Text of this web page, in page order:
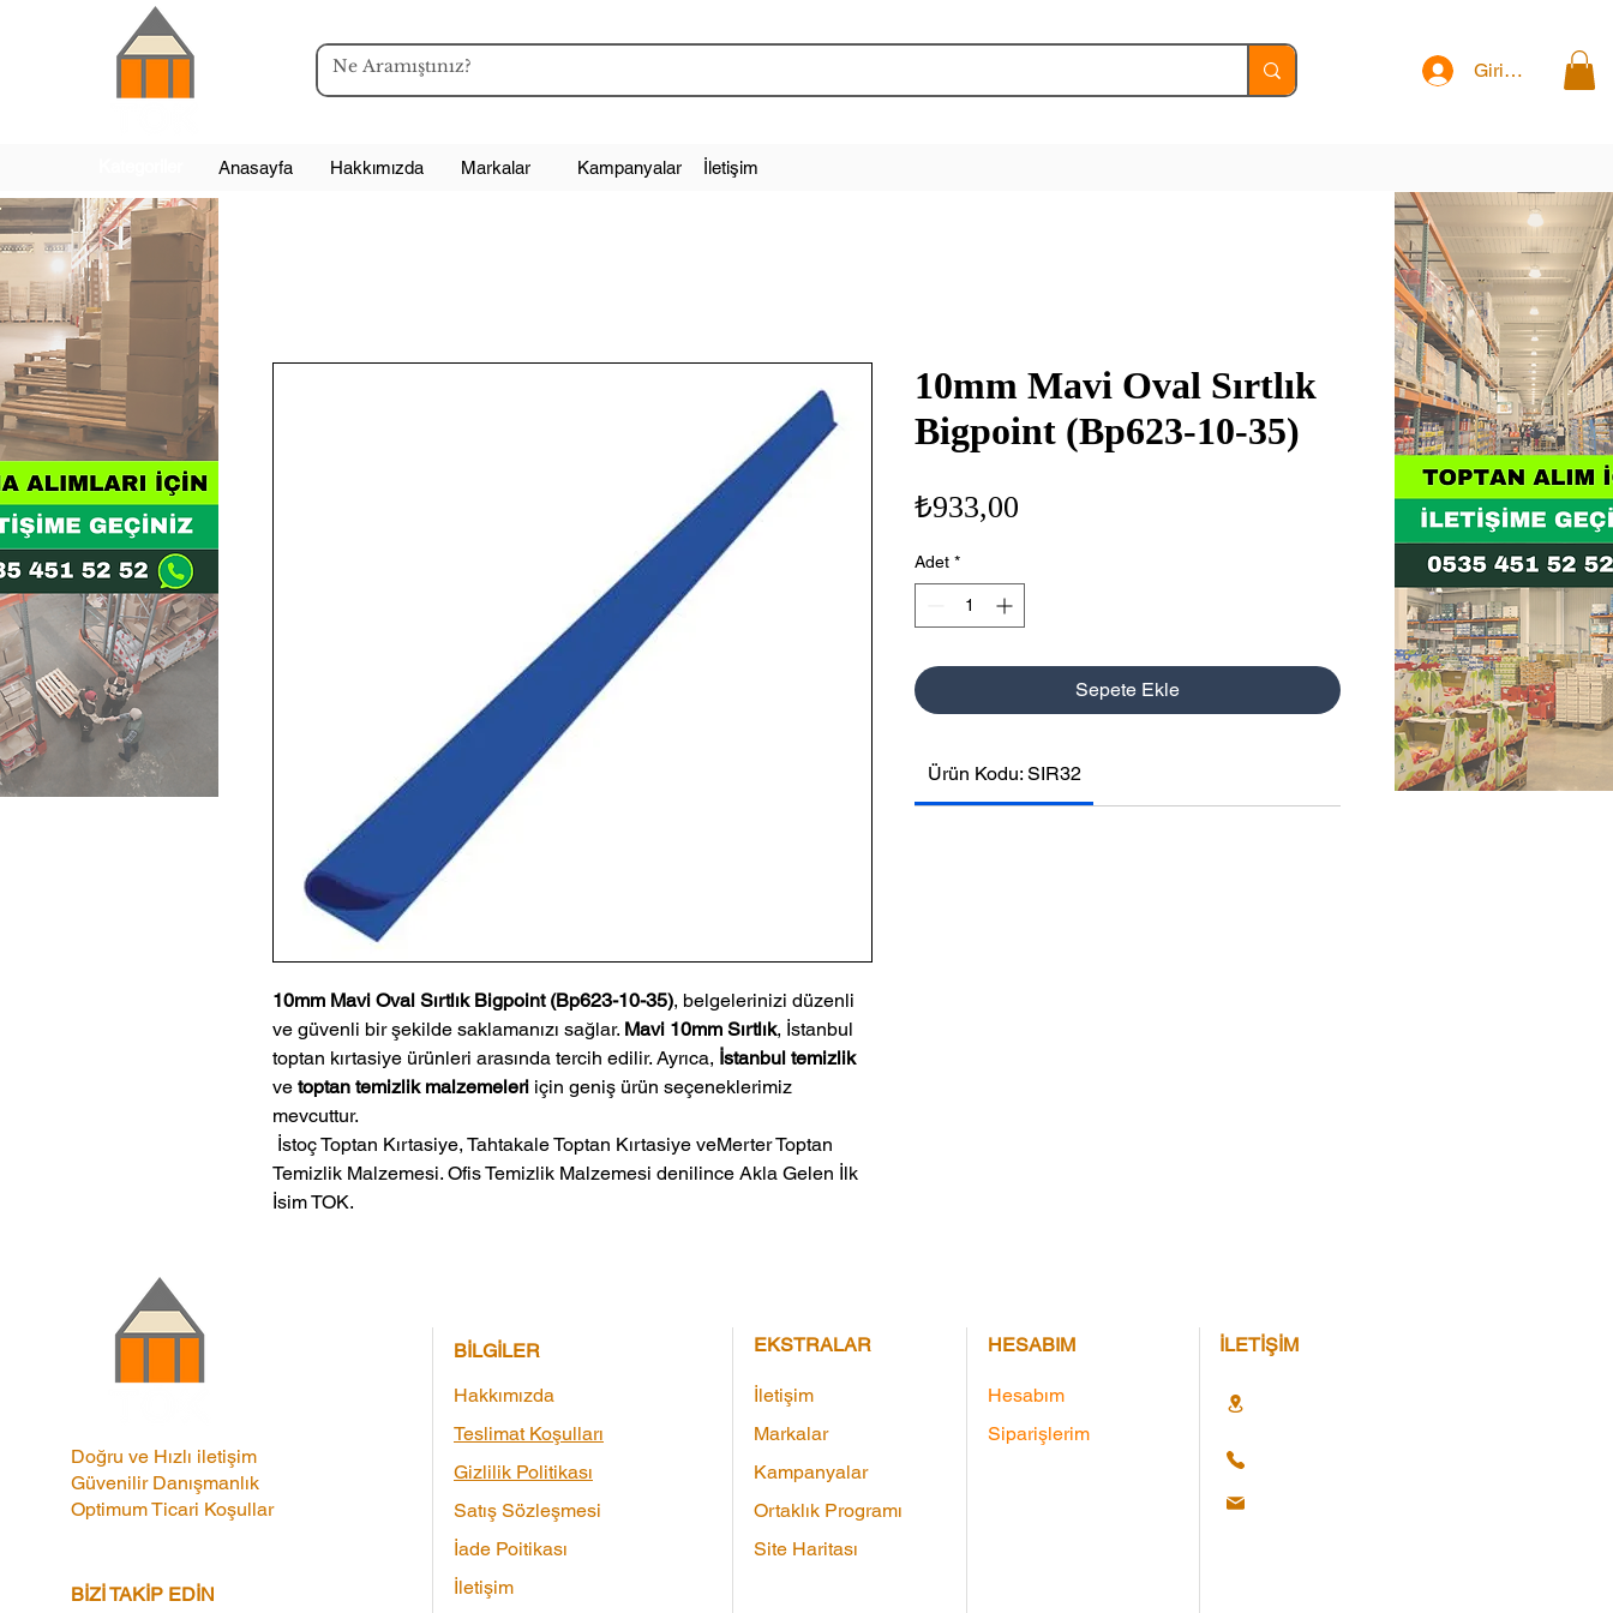
Giriş Yap
Anasayfa Hakkımızda Markalar Kampanyalar İletişim
10mm Mavi Oval Sırtlık Bigpoint (Bp623-10-35), belgelerinizi düzenli
ve güvenli bir şekilde saklamanızı sağlar. Mavi 10mm Sırtlık, İstanbul
toptan kırtasiye ürünleri arasında tercih edilir. Ayrıca, İstanbul temizlik
ve toptan temizlik malzemeleri için geniş ürün seçeneklerimiz
mevcuttur.
Temizlik Malzemesi. Ofis Temizlik Malzemesi denilince Akla Gelen İlk
İsim TOK.
10mm Mavi Oval Sırtlık
Bigpoint (Bp623-10-35)
₺933,00
Adet *
Sepete Ekle
Ürün Kodu: SIR32
Doğru ve Hızlı iletişim
Güvenilir Danışmanlık
Optimum Ticari Koşullar
BİZİ TAKİP EDİN
BİLGİLER
Hakkımızda
Teslimat Koşulları
Gizlilik Politikası
Satış Sözleşmesi
İade Poitikası
İletişim
EKSTRALAR
İletişim
Markalar
Kampanyalar
Ortaklık Programı
Site Haritası
HESABIM
Hesabım
Siparişlerim
İLETİŞİM